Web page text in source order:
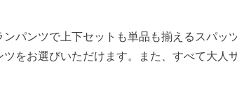
パンツで上下セットも単品も揃えるスパ
をお選びいただけます。また、すべて大人